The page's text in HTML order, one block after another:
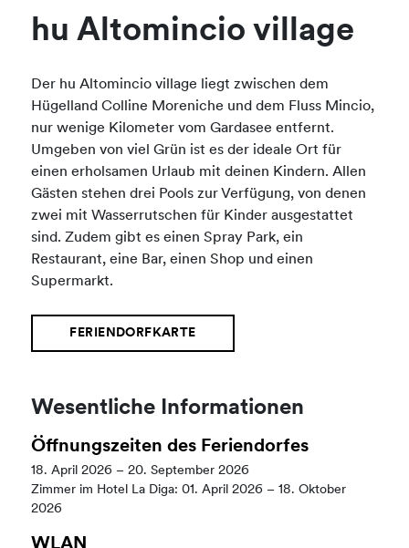
hu Altomincio village
Der hu Altomincio village liegt zwischen dem
Hügelland Colline Moreniche und dem Fluss Mincio,
nur wenige Kilometer vom Gardasee entfernt.
Umgeben von viel Grün ist es der ideale Ort für
einen erholsamen Urlaub mit deinen Kindern. Allen
Gästen stehen drei Pools zur Verfügung, von denen
zwei mit Wasserrutschen für Kinder ausgestattet
sind. Zudem gibt es einen Spray Park, ein
Restaurant, eine Bar, einen Shop und einen
Supermarkt.
FERIENDORFKARTE
Wesentliche Informationen
Öffnungszeiten des Feriendorfes
18. April 2026 – 20. September 2026
Zimmer im Hotel La Diga: 01. April 2026 – 18. Oktober
2026